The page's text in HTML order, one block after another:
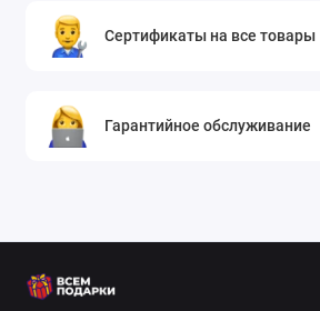
Сертификаты на все товары
Гарантийное обслуживание